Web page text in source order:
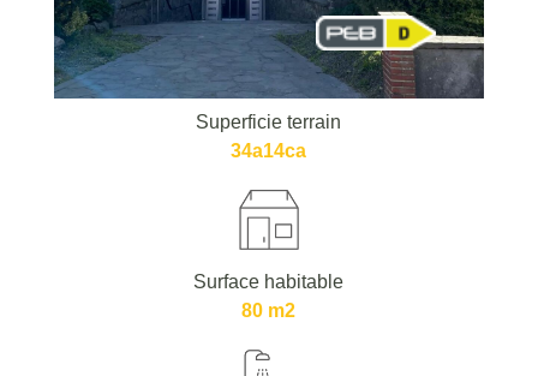
Superficie terrain
34a14ca
Surface habitable
80 m2